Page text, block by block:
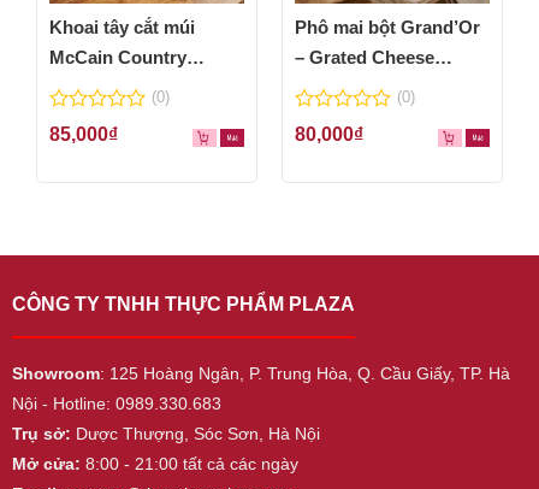
Khoai tây cắt múi
McCain Country
Wedges 600g
0
out
5
(0)
85,000₫
Phô mai bột Grand’Or
– Grated Cheese
Powder 100g
0
out
5
(0)
80,000₫
CÔNG TY TNHH THỰC PHẨM PLAZA
Showroom: 125 Hoàng Ngân, P. Trung Hòa, Q. Cầu Giấy, TP. Hà
Nội - Hotline: 0989.330.683
Trụ sở: Dược Thượng, Sóc Sơn, Hà Nội
Mở cửa: 8:00 - 21:00 tất cả các ngày